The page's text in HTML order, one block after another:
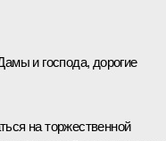
и господа, дорогие
на торжественной